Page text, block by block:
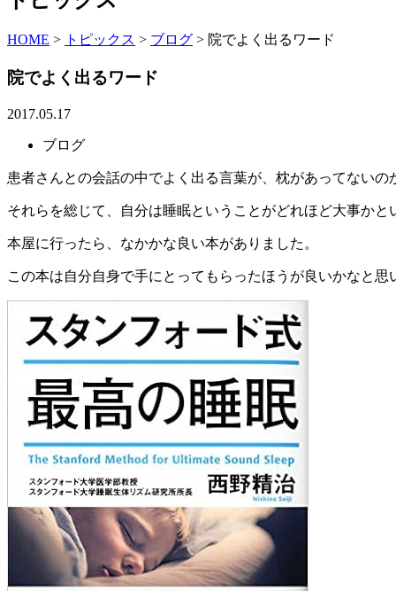
HOME > トピックス > ブログ > 院でよく出るワード
院でよく出るワード
2017.05.17
ブログ
患者さんとの会話の中でよく出る言葉が、枕があってないの
それらを総じて、自分は睡眠ということがどれほど大事か
本屋に行ったら、なかかな良い本がありました。
この本は自分自身で手にとってもらったほうが良いかなと思